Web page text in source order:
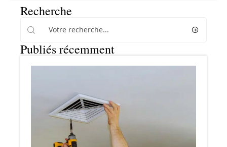
Recherche
Publiés récemment